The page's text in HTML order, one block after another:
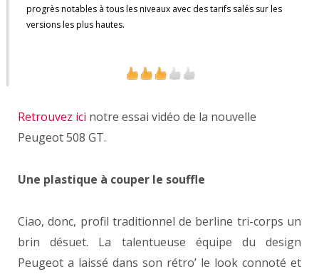
progrès notables à tous les niveaux avec des tarifs salés sur les
versions les plus hautes.
Retrouvez ici notre essai vidéo de la nouvelle
Peugeot 508 GT.
Une plastique à couper le souffle
Ciao, donc, profil traditionnel de berline tri-corps un
brin désuet. La talentueuse équipe du design
Peugeot a laissé dans son rétro’ le look connoté et